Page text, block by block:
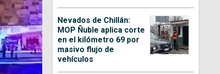
Nevados de Chillán:
MOP Ñuble aplica corte
en el kilómetro 69 por
masivo flujo de
vehículos